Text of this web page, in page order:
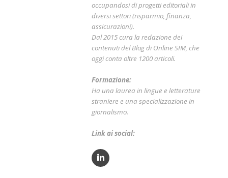
occupandosi di progetti editoriali in
diversi settori (risparmio, finanza,
assicurazioni).
Dal 2015 cura la redazione dei
contenuti del Blog di Online SIM, che
oggi conta oltre 1200 articoli.
Formazione:
Ha una laurea in lingue e letterature
straniere e una specializzazione in
giornalismo.
Link ai social: